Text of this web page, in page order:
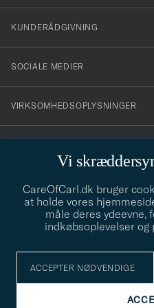
Vi
CareOfCarl.dk bruger
at holde vores
måle deres ydeevne,
indkøbsoplevelser og
ACCEPTER NØDVENDIGE
nyhetsbrev!
KUNDERÅDGIVNING
SOCIALE MEDIER
VIRKSOMHEDSOPLYSNINGER
info@careofcarl.dk
Behøver du hjælp til at finde
gerne til!
STILRÅD